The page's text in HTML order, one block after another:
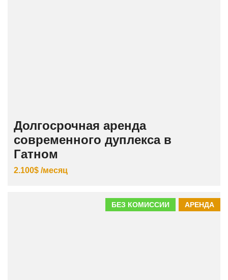
Долгосрочная аренда
современного дуплекса в
Гатном
2.100$ /месяц
АРЕНДА
БЕЗ КОМИССИИ